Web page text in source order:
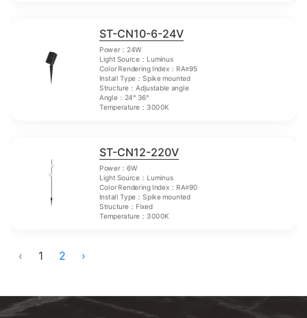
ST-CN10-6-24V
Power：24W
Light Source：Luminus
Color Rendering Index：RA≥95
Install Type：Spike mounted
Structure：Adjustable angle
Angle：24° 36°
Temperature：3000K
ST-CN12-220V
Power：6W
Light Source：Luminus
Color Rendering Index：RA≥90
Install Type：Spike mounted
Structure：Fixed
Temperature：3000K
‹ 1 2 ›